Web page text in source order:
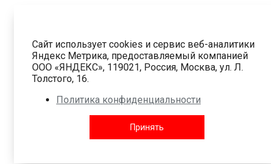
Сайт использует cookies и сервис веб-аналитики
Яндекс Метрика, предоставляемый компанией
ООО «ЯНДЕКС», 119021, Россия, Москва, ул. Л.
Толстого, 16.
Политика конфиденциальности
Принять